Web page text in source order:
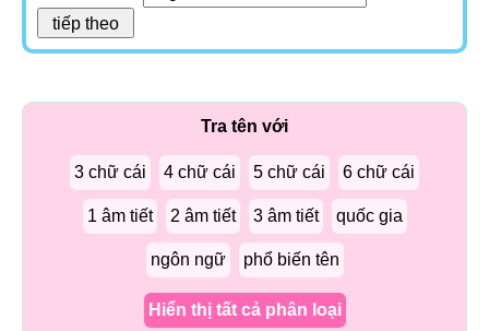
Tra tên với
3 chữ cái 4 chữ cái 5 chữ cái 6 chữ cái
1 âm tiết 2 âm tiết 3 âm tiết quốc gia
ngôn ngữ phổ biến tên
Hiển thị tất cả phân loại